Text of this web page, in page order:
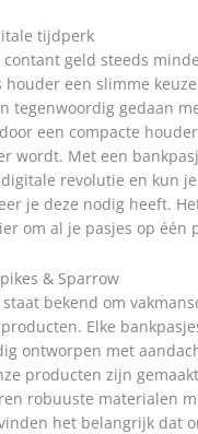
tijdperk
geld steeds
houder een slimme
tegenwoordig gedaan
een compacte
wordt. Met een
revolutie en kun
je deze nodig heeft.
om al je pasjes op één
& Sparrow
bekend om
Elke
ontworpen met
producten zijn
robuuste materialen
het belangrijk dat